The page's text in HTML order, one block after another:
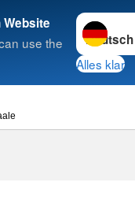
use the
Sprache
Alles klar
Suche